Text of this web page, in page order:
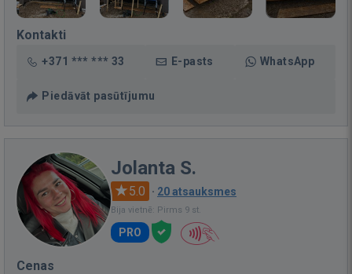
Kontakti
+371 *** *** 33 E-pasts WhatsApp
Piedāvāt pasūtījumu
Jolanta S.
5.0 · 20 atsauksmes
Bija vietnē: Pirms 9 st.
PRO
Cenas